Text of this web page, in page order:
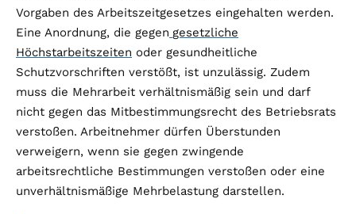
Vorgaben des Arbeitszeitgesetzes eingehalten werden.
Eine Anordnung, die gegen gesetzliche
Höchstarbeitszeiten oder gesundheitliche
Schutzvorschriften verstößt, ist unzulässig. Zudem
muss die Mehrarbeit verhältnismäßig sein und darf
nicht gegen das Mitbestimmungsrecht des Betriebsrats
verstoßen. Arbeitnehmer dürfen Überstunden
verweigern, wenn sie gegen zwingende
arbeitsrechtliche Bestimmungen verstoßen oder eine
unverhältnismäßige Mehrbelastung darstellen.